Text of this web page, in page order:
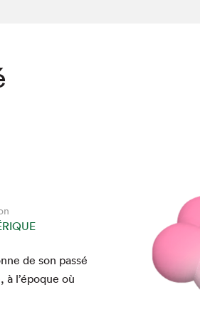
de son passé
l’époque où